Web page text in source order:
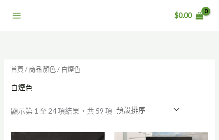
$0.00
首頁/ 商品 顏色 / 白煙色
白煙色
顯示第 1 至 24 項結果，共 59 項